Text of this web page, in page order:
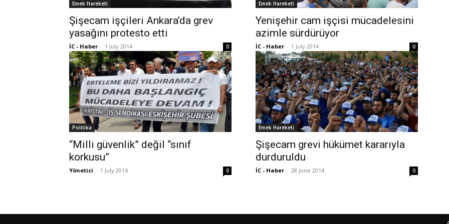
Emek Hareketi
Şişecam işçileri Ankara’da grev
yasağını protesto etti
İC - Haber - 1 July 2014 0
Emek Hareketi
Yenişehir cam işçisi mücadelesini
azimle sürdürüyor
İC - Haber - 1 July 2014 0
Politika
“Milli güvenlik” değil “sınıf
korkusu”
Yönetici - 1 July 2014 0
Emek Hareketi
Şişecam grevi hükümet kararıyla
durduruldu
İC - Haber - 28 June 2014 0